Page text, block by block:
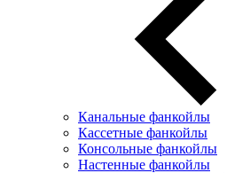
Канальные фанкойлы
Кассетные фанкойлы
Консольные фанкойлы
Настенные фанкойлы